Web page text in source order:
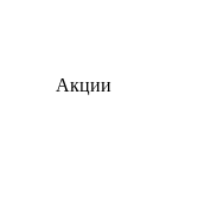
Акции